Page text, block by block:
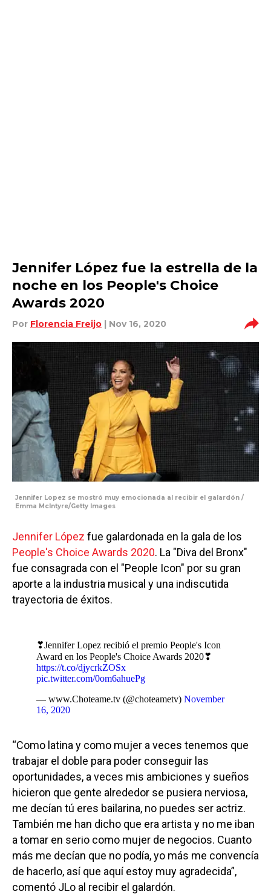
Jennifer López fue la estrella de la
noche en los People's Choice
Awards 2020
Por Florencia Freijo | Nov 16, 2020
Jennifer Lopez se mostró muy emocionada al recibir el galardón /
Emma McIntyre/Getty Images
Jennifer López fue galardonada en la gala de los
People's Choice Awards 2020. La "Diva del Bronx"
fue consagrada con el "People Icon" por su gran
aporte a la industria musical y una indiscutida
trayectoria de éxitos.
❣Jennifer Lopez recibió el premio People's Icon
Award en los People's Choice Awards 2020❣
https://t.co/djycrkZOSx
pic.twitter.com/0om6ahuePg
— www.Choteame.tv (@choteametv) November
16, 2020
“Como latina y como mujer a veces tenemos que
trabajar el doble para poder conseguir las
oportunidades, a veces mis ambiciones y sueños
hicieron que gente alrededor se pusiera nerviosa,
me decían tú eres bailarina, no puedes ser actriz.
También me han dicho que era artista y no me iban
a tomar en serio como mujer de negocios. Cuanto
más me decían que no podía, yo más me convencía
de hacerlo, así que aquí estoy muy agradecida”,
comentó JLo al recibir el galardón.